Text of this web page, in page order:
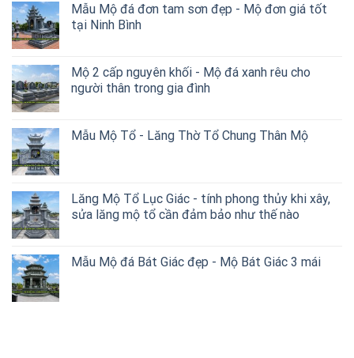
Mẫu Mộ đá đơn tam sơn đẹp - Mộ đơn giá tốt
tại Ninh Bình
Mộ 2 cấp nguyên khối - Mộ đá xanh rêu cho
người thân trong gia đình
Mẫu Mộ Tổ - Lăng Thờ Tổ Chung Thân Mộ
Lăng Mộ Tổ Lục Giác - tính phong thủy khi xây,
sửa lăng mộ tổ cần đảm bảo như thế nào
Mẫu Mộ đá Bát Giác đẹp - Mộ Bát Giác 3 mái